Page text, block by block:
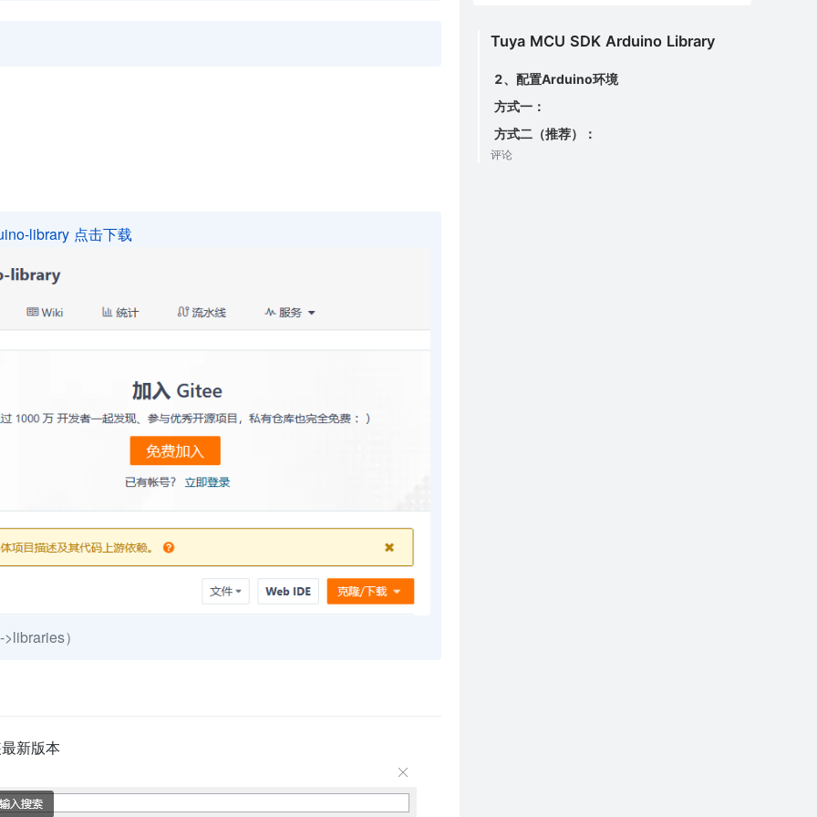
library 点击下载
）
新版本
Tuya MCU SDK Arduino Library
2、配置Arduino环境
方式一：
方式二（推荐）：
评论